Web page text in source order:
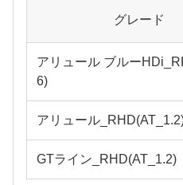
グレード
アリュール ブルー
6)
アリュール
GTライン_RHD(AT_1.2)